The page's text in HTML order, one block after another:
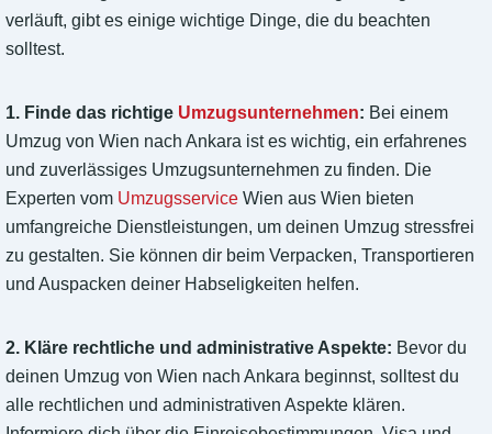
verläuft, gibt es einige wichtige Dinge, die du beachten
solltest.
1. Finde das richtige Umzugsunternehmen: Bei einem
Umzug von Wien nach Ankara ist es wichtig, ein erfahrenes
und zuverlässiges Umzugsunternehmen zu finden. Die
Experten vom Umzugsservice Wien aus Wien bieten
umfangreiche Dienstleistungen, um deinen Umzug stressfrei
zu gestalten. Sie können dir beim Verpacken, Transportieren
und Auspacken deiner Habseligkeiten helfen.
2. Kläre rechtliche und administrative Aspekte: Bevor du
deinen Umzug von Wien nach Ankara beginnst, solltest du
alle rechtlichen und administrativen Aspekte klären.